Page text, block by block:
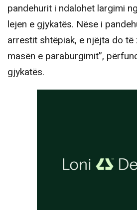
pandehurit i ndalohet largimi
lejen e gjykatës. Nëse i
arrestit shtëpiak, e njëjta do
masën e paraburgimit”,
gjykatës.